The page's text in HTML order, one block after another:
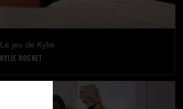
Le jeu de Kylie
KYLIE ROCKET